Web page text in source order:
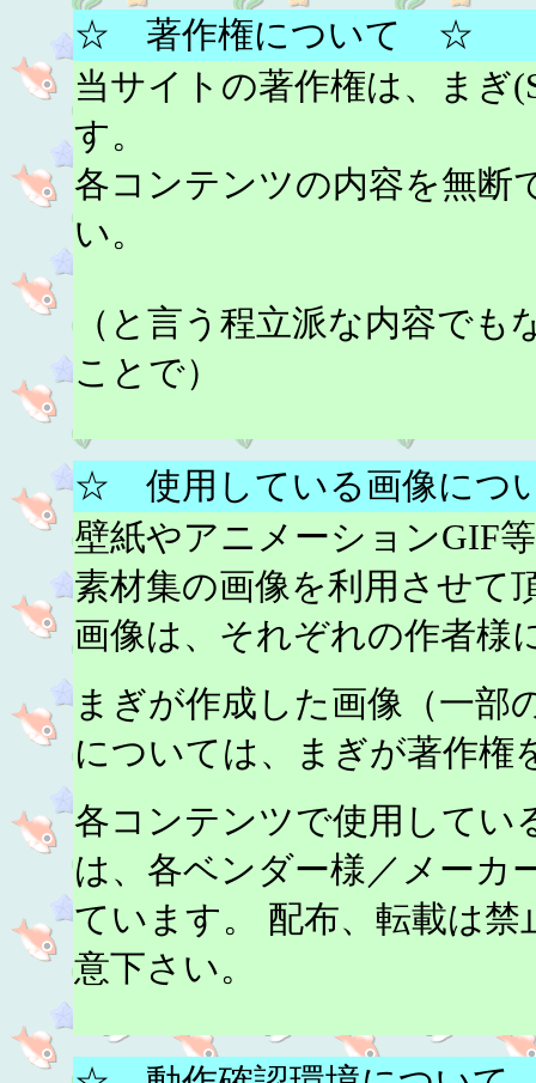
☆ 著作権について ☆
当サイトの著作権は、まぎ
す。
各コンテンツの内容を無断
い。
（と言う程立派な内容で
ことで）
☆ 使用している画像に
壁紙やアニメーションGIF
素材集の画像を利用させて
画像は、それぞれの作者様
まぎが作成した画像（一部
については、まぎが著作権
各コンテンツで使用してい
は、各ベンダー様／メーカ
ています。 配布、転載は
意下さい。